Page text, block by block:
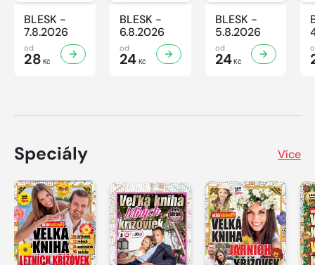
BLESK -
7.8.2026
od
28 Kč
BLESK -
6.8.2026
od
24Kč
BLESK -
5.8.2026
od
24Kč
Speciály Více